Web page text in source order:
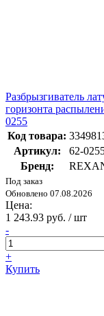
Разбрызгиватель
горизонта
0255
Код товара:
Артикул:
62-
Бренд:
Под заказ
Обновлено 07.08.2026
Цена:
1 243.93 руб. / шт
-
+
Купить